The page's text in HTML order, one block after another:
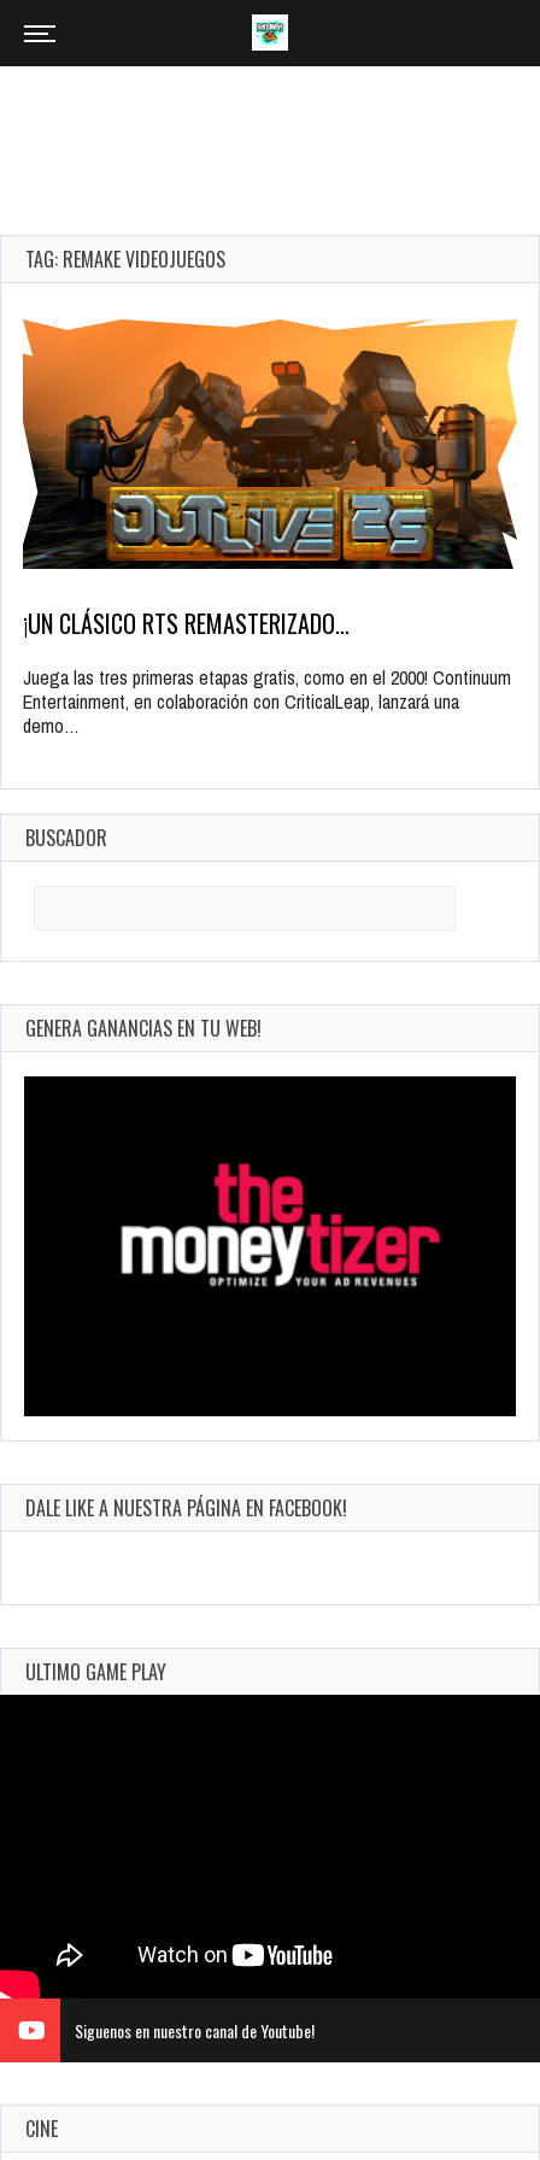
TAG: REMAKE VIDEOJUEGOS
¡UN CLÁSICO RTS REMASTERIZADO…
Juega las tres primeras etapas gratis, como en el 2000! Continuum
Entertainment, en colaboración con CriticalLeap, lanzará una
demo…
BUSCADOR
GENERA GANANCIAS EN TU WEB!
DALE LIKE A NUESTRA PÁGINA EN FACEBOOK!
ULTIMO GAME PLAY
Siguenos en nuestro canal de Youtube!
CINE
Revive el terror: El conjuro 4: Últimos ritos ya está disponible
en tiendas digitales